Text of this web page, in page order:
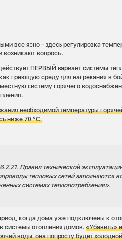
все ясно - здесь регулировка
возникают вопросы.
ПЕРВЫЙ вариант системы
греющую среду для нагревания в
систему горячего
необходимой температуры
ниже 70 °С.
Правил технической
тепловых сетей заполняются
системах теплопотребления».
когда дома уже подключены к
в системы отопления домов.«Убавить»
воды, она попросту будет